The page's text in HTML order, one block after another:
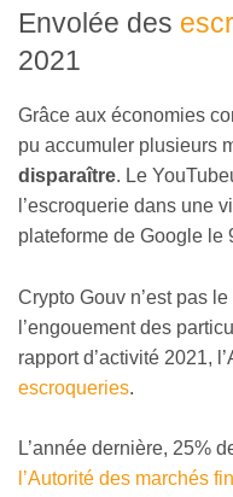
Envolée des
2021
Grâce aux économies
pu accumuler plusieurs
disparaître. Le
l’escroquerie dans une
plateforme de Google le
Crypto Gouv n’est pas
l’engouement des
rapport d’activité 2021,
escroqueries.
L’année dernière, 25%
l’Autorité des marchés